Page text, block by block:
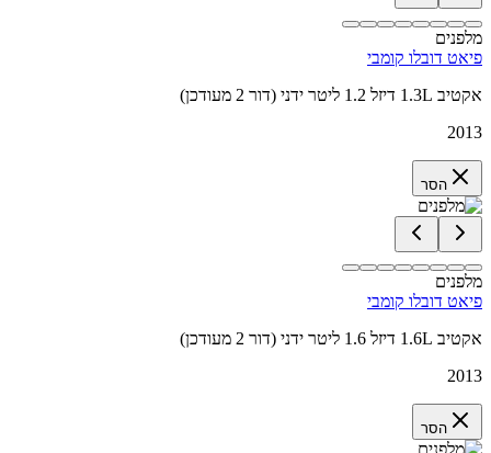
מלפנים
פיאט דובלו קומבי
אקטיב 1.3L דיזל 1.2 ליטר ידני (דור 2 מעודכן)
2013
הסר
מלפנים
פיאט דובלו קומבי
אקטיב 1.6L דיזל 1.6 ליטר ידני (דור 2 מעודכן)
2013
הסר